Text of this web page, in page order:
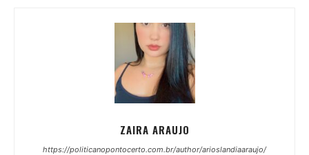
ZAIRA ARAUJO
https://politicanopontocerto.com.br/author/arioslandiaaraujo/